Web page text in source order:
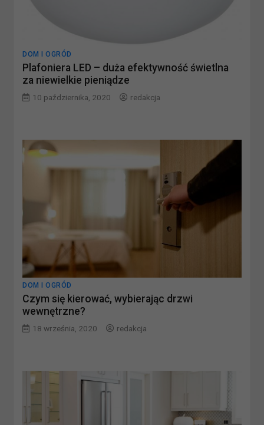
DOM I OGRÓD
Plafoniera LED – duża efektywność świetlna
za niewielkie pieniądze
10 października, 2020 redakcja
DOM I OGRÓD
Czym się kierować, wybierając drzwi
wewnętrzne?
18 września, 2020 redakcja